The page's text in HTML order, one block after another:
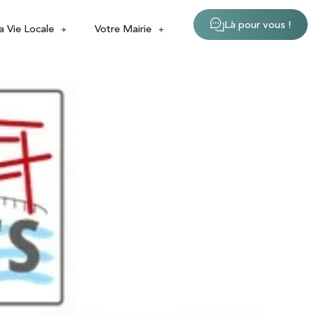
Vie Locale Votre Mairie Là pour vous !